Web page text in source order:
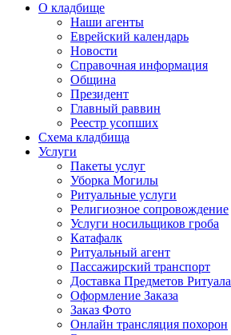
О кладбище
Наши агенты
Еврейский календарь
Новости
Справочная информация
Община
Президент
Главный раввин
Реестр усопших
Схема кладбища
Услуги
Пакеты услуг
Уборка Могилы
Ритуальные услуги
Религиозное сопровождение
Услуги носильщиков гроба
Катафалк
Ритуальный агент
Пассажирский транспорт
Доставка Предметов Ритуала
Оформление Заказа
Заказ Фото
Онлайн трансляция похорон